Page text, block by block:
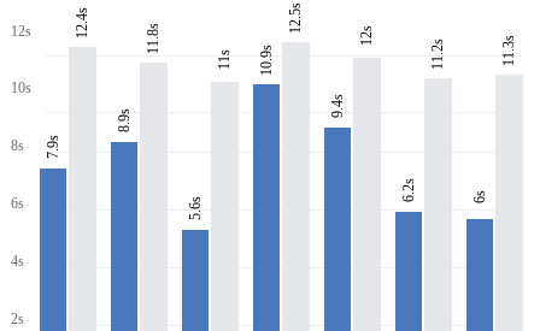
12s
10s
8s
6s
4s
2s
7.9s
12.4s
8.9s
11.8s
5.6s
11s 10.9s
12.5s
9.4s
12s
6.2s
11.2s
6s
11.3s